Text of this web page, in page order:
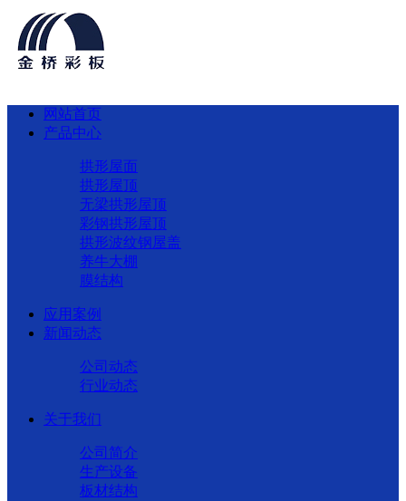
网站首页
产品中心
拱形屋面
拱形屋顶
无梁拱形屋顶
彩钢拱形屋顶
拱形波纹钢屋盖
养牛大棚
膜结构
应用案例
新闻动态
公司动态
行业动态
关于我们
公司简介
生产设备
板材结构